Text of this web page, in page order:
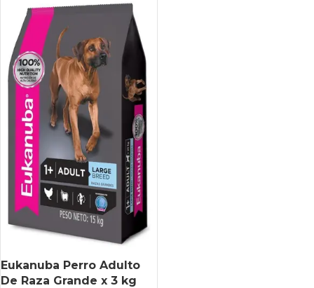
Eukanuba Perro Adulto
De Raza Grande x 3 kg